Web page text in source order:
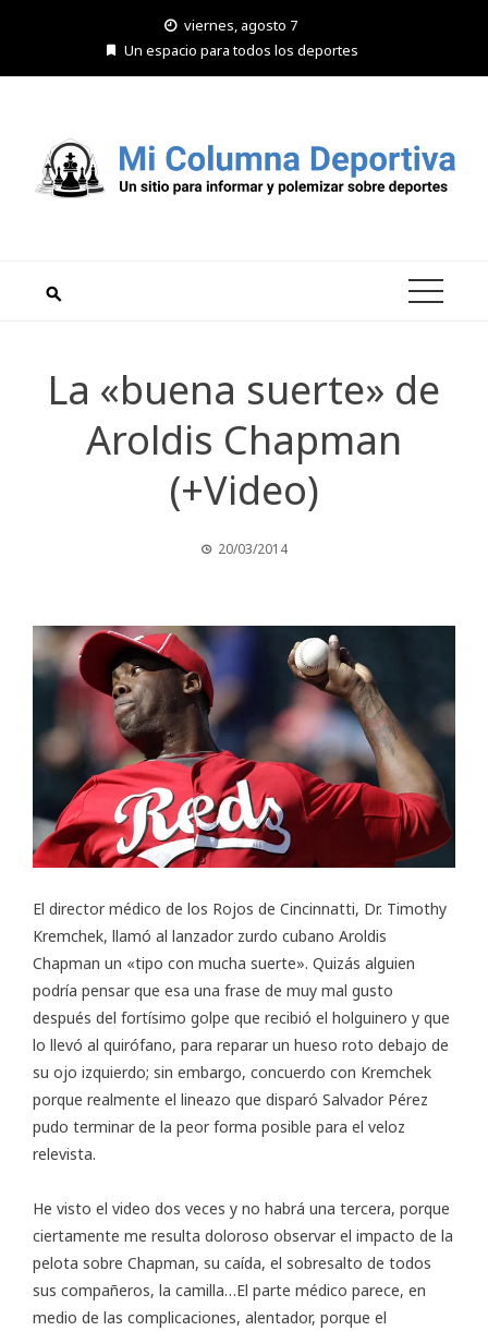
viernes, agosto 7
Un espacio para todos los deportes
La «buena suerte» de
Aroldis Chapman
(+Video)
20/03/2014
El director médico de los Rojos de Cincinnatti, Dr. Timothy
Kremchek, llamó al lanzador zurdo cubano Aroldis
Chapman un «tipo con mucha suerte». Quizás alguien
podría pensar que esa una frase de muy mal gusto
después del fortísimo golpe que recibió el holguinero y que
lo llevó al quirófano, para reparar un hueso roto debajo de
su ojo izquierdo; sin embargo, concuerdo con Kremchek
porque realmente el lineazo que disparó Salvador Pérez
pudo terminar de la peor forma posible para el veloz
relevista.
He visto el video dos veces y no habrá una tercera, porque
ciertamente me resulta doloroso observar el impacto de la
pelota sobre Chapman, su caída, el sobresalto de todos
sus compañeros, la camilla…El parte médico parece, en
medio de las complicaciones, alentador, porque el